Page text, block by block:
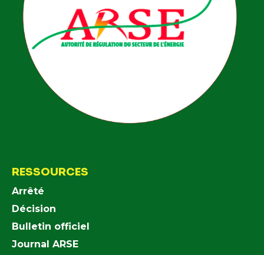
RESSOURCES
Arrêté
Décision
Bulletin officiel
Journal ARSE